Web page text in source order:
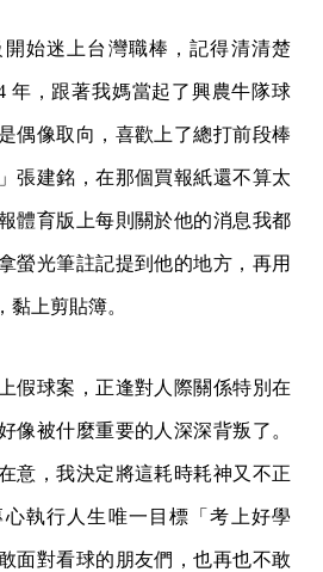
始迷上台灣職棒，記得清清楚
年，跟著我媽當起了興農牛隊球
偶像取向，喜歡上了總打前段棒
張建銘，在那個買報紙還不算太
體育版上每則關於他的消息我都
螢光筆註記提到他的地方，再用
黏上剪貼簿。
假球案，正逢對人際關係特別在
像被什麼重要的人深深背叛了。
意，我決定將這耗時耗神又不正
執行人生唯一目標「考上好學
面對看球的朋友們，也再也不敢